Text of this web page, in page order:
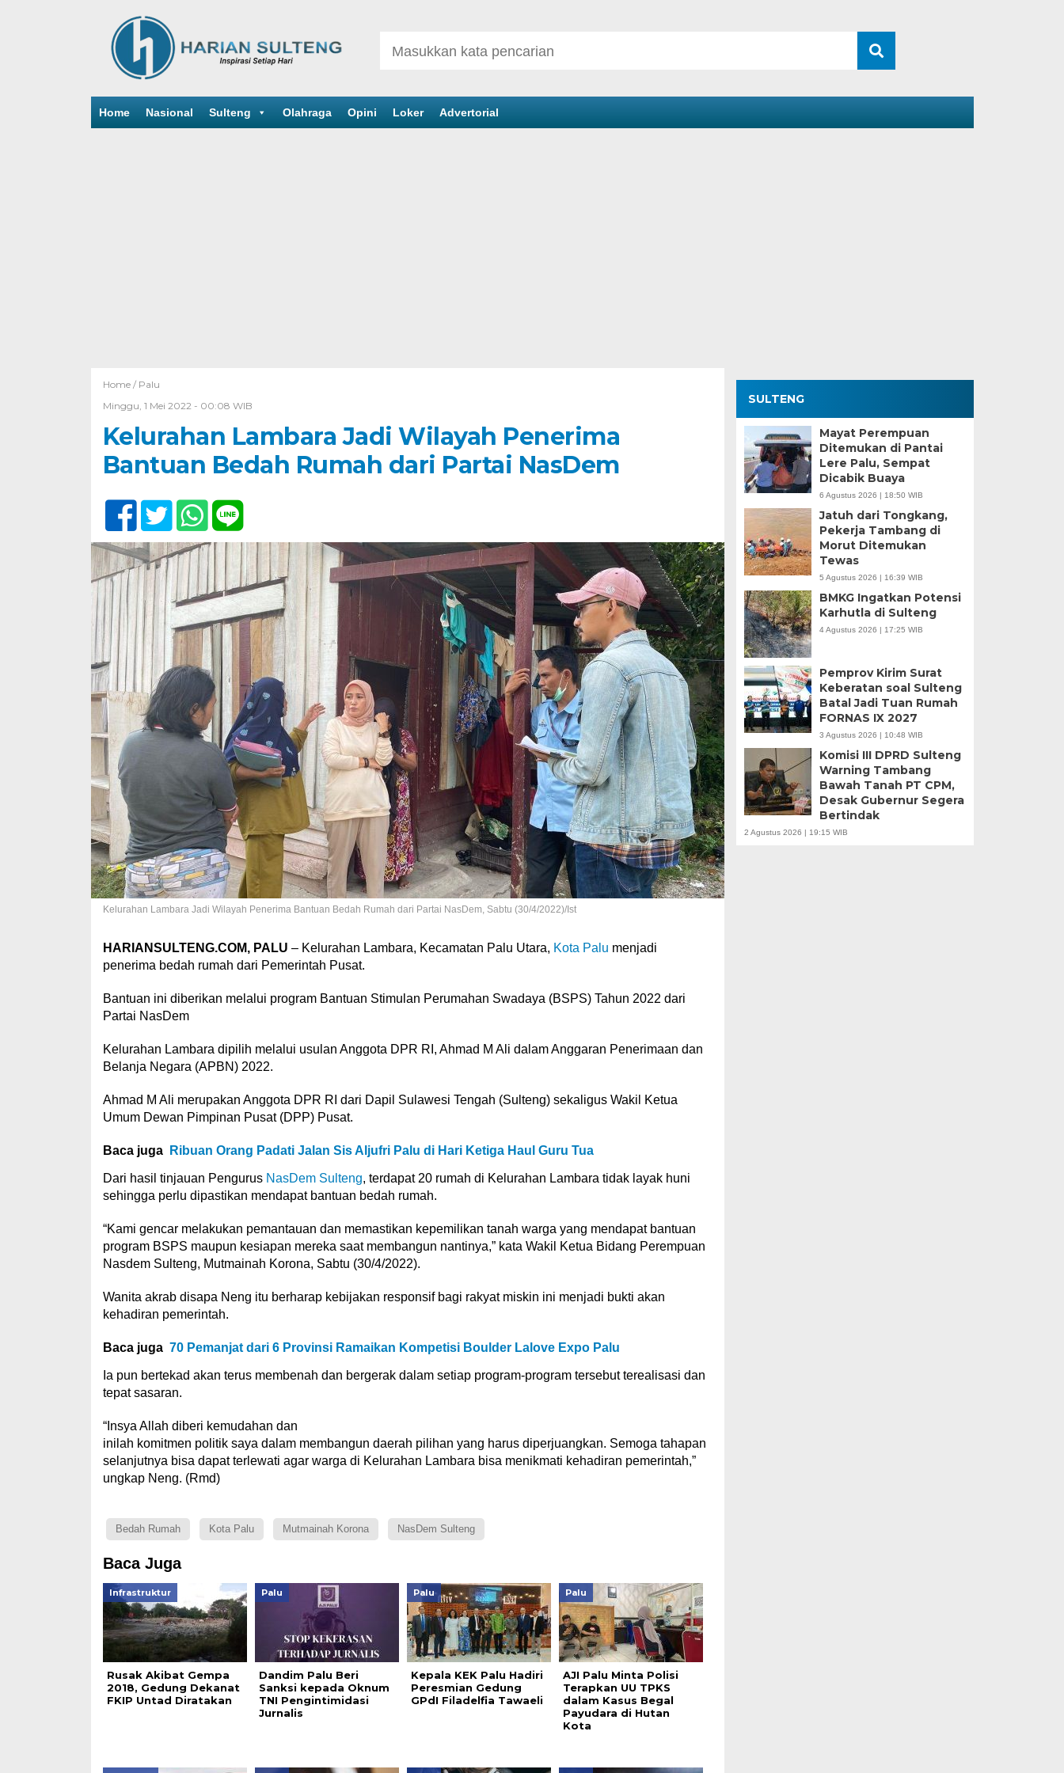
Home Nasional Sulteng Olahraga Opini Loker Advertorial
Home / Palu
Minggu, 1 Mei 2022 - 00:08 WIB
Kelurahan Lambara Jadi Wilayah Penerima
Bantuan Bedah Rumah dari Partai NasDem
Kelurahan Lambara Jadi Wilayah Penerima Bantuan Bedah Rumah dari Partai NasDem, Sabtu (30/4/2022)/Ist
HARIANSULTENG.COM, PALU – Kelurahan Lambara, Kecamatan Palu Utara, Kota Palu menjadi
penerima bedah rumah dari Pemerintah Pusat.
Bantuan ini diberikan melalui program Bantuan Stimulan Perumahan Swadaya (BSPS) Tahun 2022 dari
Partai NasDem
Kelurahan Lambara dipilih melalui usulan Anggota DPR RI, Ahmad M Ali dalam Anggaran Penerimaan dan
Belanja Negara (APBN) 2022.
Ahmad M Ali merupakan Anggota DPR RI dari Dapil Sulawesi Tengah (Sulteng) sekaligus Wakil Ketua
Umum Dewan Pimpinan Pusat (DPP) Pusat.
Baca juga Ribuan Orang Padati Jalan Sis Aljufri Palu di Hari Ketiga Haul Guru Tua
Dari hasil tinjauan Pengurus NasDem Sulteng, terdapat 20 rumah di Kelurahan Lambara tidak layak huni
sehingga perlu dipastikan mendapat bantuan bedah rumah.
“Kami gencar melakukan pemantauan dan memastikan kepemilikan tanah warga yang mendapat bantuan
program BSPS maupun kesiapan mereka saat membangun nantinya,” kata Wakil Ketua Bidang Perempuan
Nasdem Sulteng, Mutmainah Korona, Sabtu (30/4/2022).
Wanita akrab disapa Neng itu berharap kebijakan responsif bagi rakyat miskin ini menjadi bukti akan
kehadiran pemerintah.
Baca juga 70 Pemanjat dari 6 Provinsi Ramaikan Kompetisi Boulder Lalove Expo Palu
Ia pun bertekad akan terus membenah dan bergerak dalam setiap program-program tersebut terealisasi dan
tepat sasaran.
“Insya Allah diberi kemudahan dan
inilah komitmen politik saya dalam membangun daerah pilihan yang harus diperjuangkan. Semoga tahapan
selanjutnya bisa dapat terlewati agar warga di Kelurahan Lambara bisa menikmati kehadiran pemerintah,”
ungkap Neng. (Rmd)
Bedah Rumah Kota Palu Mutmainah Korona NasDem Sulteng
Baca Juga
Infrastruktur
Rusak Akibat Gempa
2018, Gedung Dekanat
FKIP Untad Diratakan
Palu
Dandim Palu Beri
Sanksi kepada Oknum
TNI Pengintimidasi
Jurnalis
Palu
Kepala KEK Palu Hadiri
Peresmian Gedung
GPdI Filadelfia Tawaeli
Palu
AJI Palu Minta Polisi
Terapkan UU TPKS
dalam Kasus Begal
Payudara di Hutan
Kota
SULTENG
Mayat Perempuan
Ditemukan di Pantai
Lere Palu, Sempat
Dicabik Buaya
6 Agustus 2026 | 18:50 WIB
Jatuh dari Tongkang,
Pekerja Tambang di
Morut Ditemukan
Tewas
5 Agustus 2026 | 16:39 WIB
BMKG Ingatkan Potensi
Karhutla di Sulteng
4 Agustus 2026 | 17:25 WIB
Pemprov Kirim Surat
Keberatan soal Sulteng
Batal Jadi Tuan Rumah
FORNAS IX 2027
3 Agustus 2026 | 10:48 WIB
Komisi III DPRD Sulteng
Warning Tambang
Bawah Tanah PT CPM,
Desak Gubernur Segera
Bertindak
2 Agustus 2026 | 19:15 WIB